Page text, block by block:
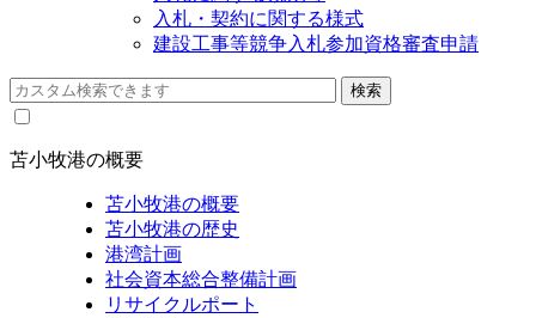
入札・契約に関する様式
建設工事等競争入札参加資格審査申請
苫小牧港の概要
苫小牧港の概要
苫小牧港の歴史
港湾計画
社会資本総合整備計画
リサイクルポート